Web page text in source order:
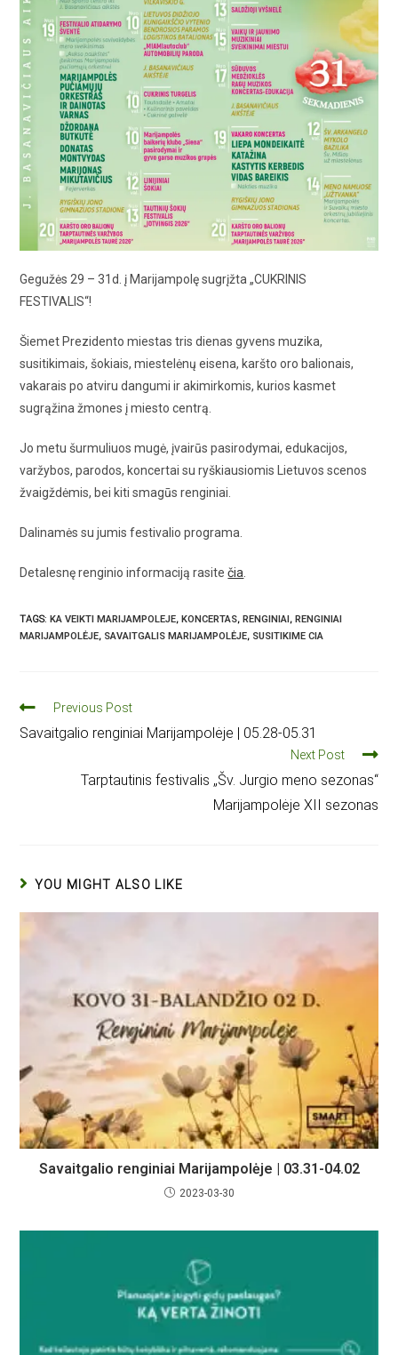
Gegužės 29 – 31d. į Marijampolę sugrįžta „CUKRINIS
FESTIVALIS“!
Šiemet Prezidento miestas tris dienas gyvens muzika,
susitikimais, šokiais, miestelėnų eisena, karšto oro balionais,
vakarais po atviru dangumi ir akimirkomis, kurios kasmet
sugrąžina žmones į miesto centrą.
Jo metu šurmuliuos mugė, įvairūs pasirodymai, edukacijos,
varžybos, parodos, koncertai su ryškiausiomis Lietuvos scenos
žvaigždėmis, bei kiti smagūs renginiai.
Dalinamės su jumis festivalio programa.
Detalesnę renginio informaciją rasitečia.
TAGS: KA VEIKTI MARIJAMPOLEJE, KONCERTAS, RENGINIAI , RENGINIAI
MARIJAMPOLĖJE, SAVAITGALIS MARIJAMPOLĖJE, SUSITIKIME CIA
Previous Post
Savaitgalio renginiai Marijampolėje | 05.28-05.31
Next Post
Tarptautinis festivalis „Šv. Jurgio meno sezonas“
Marijampolėje XII sezonas
YOU MIGHT ALSO LIKE
Savaitgalio renginiai Marijampolėje | 03.31-04.02
2023-03-30